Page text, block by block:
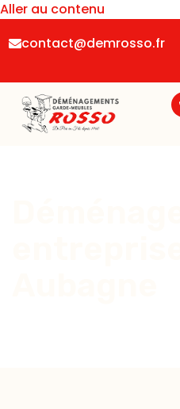
Aller au contenu
contact@demrosso.fr